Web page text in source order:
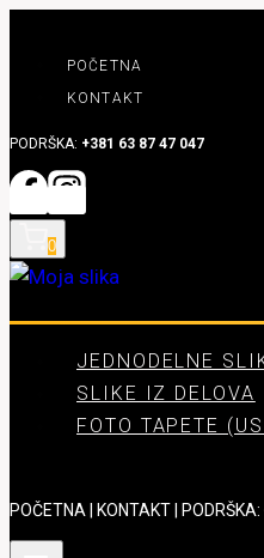
content
POČETNA
KONTAKT
PODRŠKA: +381 63 87 47 047
0
JEDNODELNE
SLIKE IZ DELOVA
FOTO TAPETE
POČETNA KONTAKT | PODRŠKA: